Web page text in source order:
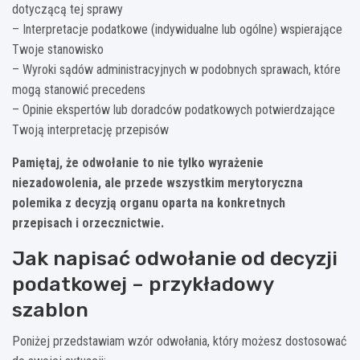
dotyczącą tej sprawy
– Interpretacje podatkowe (indywidualne lub ogólne) wspierające
Twoje stanowisko
– Wyroki sądów administracyjnych w podobnych sprawach, które
mogą stanowić precedens
– Opinie ekspertów lub doradców podatkowych potwierdzające
Twoją interpretację przepisów
Pamiętaj, że odwołanie to nie tylko wyrażenie
niezadowolenia, ale przede wszystkim merytoryczna
polemika z decyzją organu oparta na konkretnych
przepisach i orzecznictwie.
Jak napisać odwołanie od decyzji
podatkowej – przykładowy
szablon
Poniżej przedstawiam wzór odwołania, który możesz dostosować